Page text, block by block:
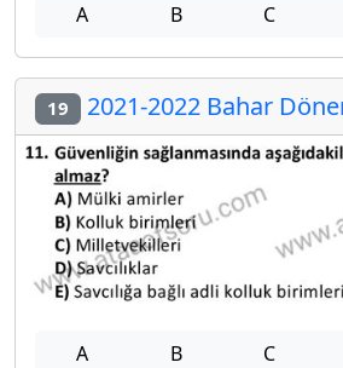
A B C
19 2021-2022 Bahar
A B C